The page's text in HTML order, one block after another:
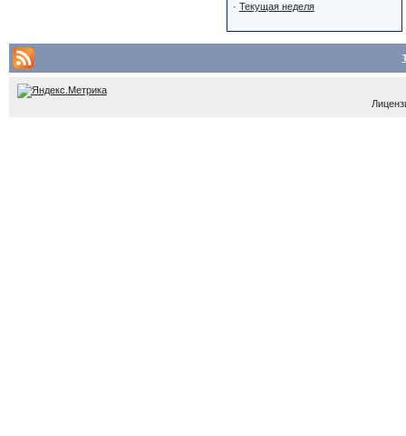
· Текущая неделя